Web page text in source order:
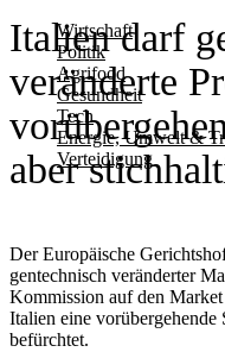
Wirtschaft
Politik
Agrifood
Gesundheit
Tech
Energie, Umwelt &
Verteidigung
Italien darf
veränderte
aber
Der Europäische
gentechnisch veränderter
Kommission auf den
Italien eine vorübergehende
befürchtet.